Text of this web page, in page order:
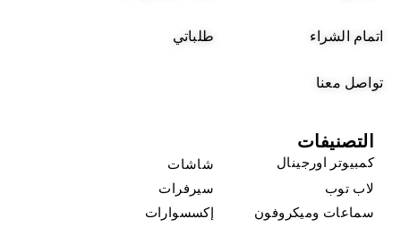
اتمام الشراء طلباتي
تواصل معنا
التصنيفات
كمبيوتر اورجينال
شاشات
لاب توب
سيرفرات
سماعات وميكروفون
إكسسوارات